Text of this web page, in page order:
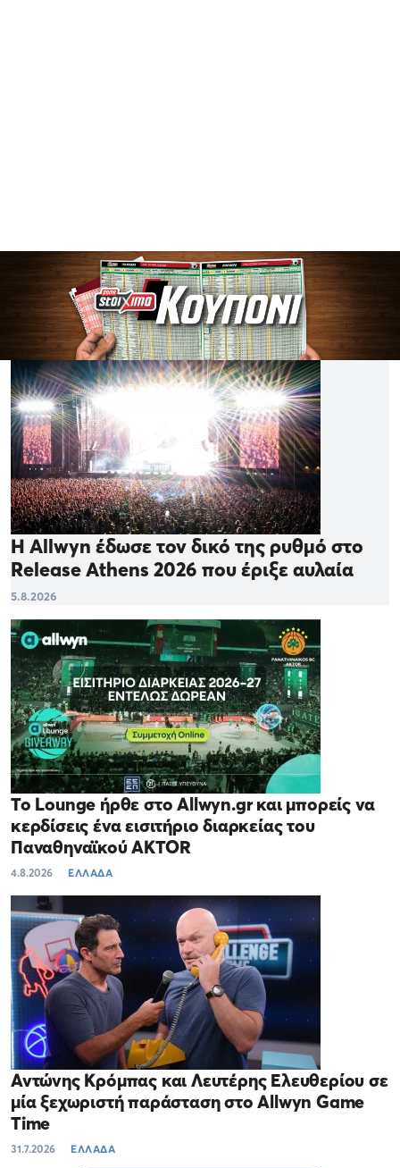
Η Allwyn έδωσε τον δικό της ρυθμό στο
Release Athens 2026 που έριξε αυλαία
5.8.2026
Το Lounge ήρθε στο Allwyn.gr και μπορείς να
κερδίσεις ένα εισιτήριο διαρκείας του
Παναθηναϊκού AKTOR
4.8.2026 ΕΛΛΑΔΑ
Αντώνης Κρόμπας και Λευτέρης Ελευθερίου σε
μία ξεχωριστή παράσταση στο Allwyn Game
Time
31.7.2026 ΕΛΛΑΔΑ